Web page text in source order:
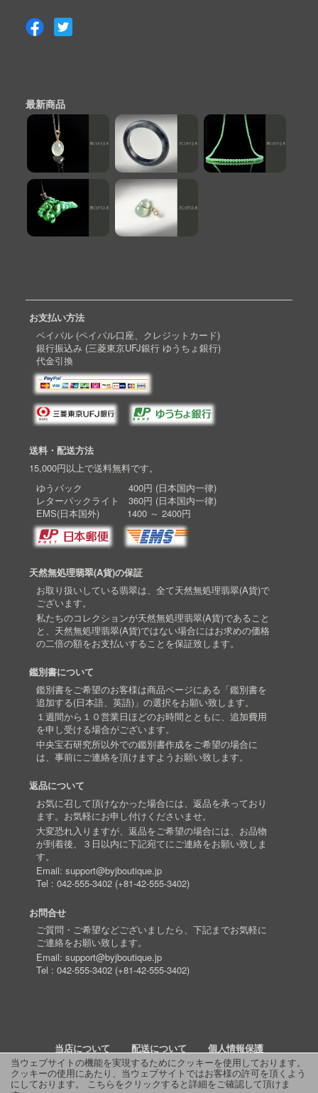
当ウェブサイトの機能を実現するためにクッキーを使用しております。
クッキーの使用にあたり、当ウェブサイトではお客様の許可を頂くよう
にしております。 こちらをクリックすると詳細をご確認して頂けま
最新商品
お支払い方法
ペイパル (ペイパル口座、クレジットカード)
銀行振込み (三菱東京UFJ銀行 ゆうちょ銀行)
代金引換
送料・配送方法
15,000円以上で送料無料です。
ゆうパック 400円 (日本国内一律)
レターパックライト 360円 (日本国内一律)
EMS(日本国外) 1400 ～ 2400円
天然無処理翡翠(A貨)の保証
お取り扱いしている翡翠は、全て天然無処理翡翠(A貨)で
ございます。
私たちのコレクションが天然無処理翡翠(A貨)であること
と、天然無処理翡翠(A貨)ではない場合にはお求めの価格
の二倍の額をお支払いすることを保証致します。
鑑別書について
鑑別書をご希望のお客様は商品ページにある「鑑別書を
追加する(日本語、英語)」の選択をお願い致します。
１週間から１０営業日ほどのお時間とともに、追加費用
を申し受ける場合がございます。
中央宝石研究所以外での鑑別書作成をご希望の場合に
は、事前にご連絡を頂けますようお願い致します。
返品について
お気に召して頂けなかった場合には、返品を承っており
ます。お気軽にお申し付けくださいませ。
大変恐れ入りますが、返品をご希望の場合には、お品物
が到着後、３日以内に下記宛てにご連絡をお願い致しま
す。
Email: support@byjboutique.jp
Tel : 042-555-3402(+81-42-555-3402)
お問合せ
ご質問・ご希望などございましたら、下記までお気軽に
ご連絡をお願い致します。
Email: support@byjboutique.jp
Tel : 042-555-3402(+81-42-555-3402)
当店について 配送について
個人情報保護
詳細検索
よくあるご質問 お問い合わせ RSS